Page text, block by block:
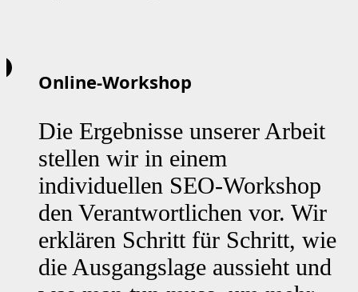
Online-Workshop
Die Ergebnisse unserer Arbeit
stellen wir in einem
individuellen SEO-Workshop
den Verantwortlichen vor. Wir
erklären Schritt für Schritt, wie
die Ausgangslage aussieht und